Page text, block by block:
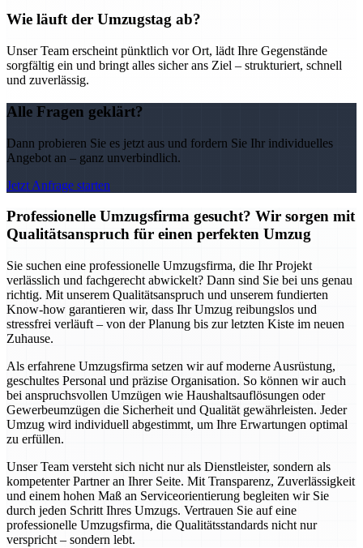
Wie läuft der Umzugstag ab?
Unser Team erscheint pünktlich vor Ort, lädt Ihre Gegenstände
sorgfältig ein und bringt alles sicher ans Ziel – strukturiert, schnell
und zuverlässig.
Alle Fragen geklärt?
Dann probieren Sie es jetzt aus und fordern Sie Ihr individuelles
Angebot an – ganz unverbindlich.
Jetzt Anfrage starten
Professionelle Umzugsfirma gesucht? Wir sorgen mit
Qualitätsanspruch für einen perfekten Umzug
Sie suchen eine professionelle Umzugsfirma, die Ihr Projekt
verlässlich und fachgerecht abwickelt? Dann sind Sie bei uns genau
richtig. Mit unserem Qualitätsanspruch und unserem fundierten
Know-how garantieren wir, dass Ihr Umzug reibungslos und
stressfrei verläuft – von der Planung bis zur letzten Kiste im neuen
Zuhause.
Als erfahrene Umzugsfirma setzen wir auf moderne Ausrüstung,
geschultes Personal und präzise Organisation. So können wir auch
bei anspruchsvollen Umzügen wie Haushaltsauflösungen oder
Gewerbeumzügen die Sicherheit und Qualität gewährleisten. Jeder
Umzug wird individuell abgestimmt, um Ihre Erwartungen optimal
zu erfüllen.
Unser Team versteht sich nicht nur als Dienstleister, sondern als
kompetenter Partner an Ihrer Seite. Mit Transparenz, Zuverlässigkeit
und einem hohen Maß an Serviceorientierung begleiten wir Sie
durch jeden Schritt Ihres Umzugs. Vertrauen Sie auf eine
professionelle Umzugsfirma, die Qualitätsstandards nicht nur
verspricht – sondern lebt.